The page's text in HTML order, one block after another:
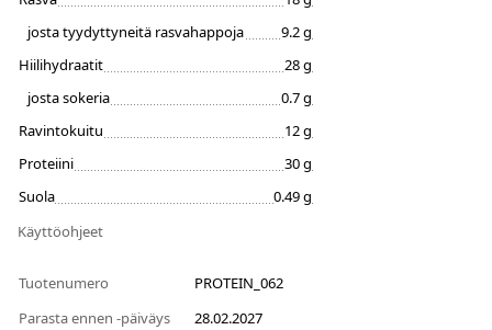
josta tyydyttyneitä rasvahappoja
9.2 g
Hiilihydraatit
28 g
josta sokeria
0.7 g
Ravintokuitu
12 g
Proteiini
30 g
Suola
0.49 g
Käyttöohjeet
Tuotenumero
PROTEIN_062
Parasta ennen -päiväys
28.02.2027